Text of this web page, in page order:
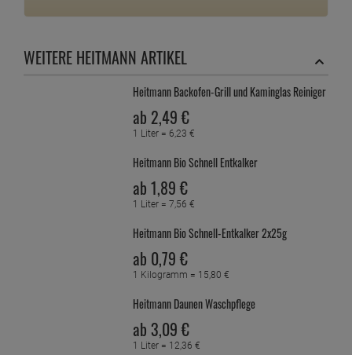
WEITERE HEITMANN ARTIKEL
Heitmann Backofen-Grill und Kaminglas Reiniger
ab 2,49 €
1 Liter = 6,23 €
Heitmann Bio Schnell Entkalker
ab1,89 €
1 Liter =7,56 €
Heitmann Bio Schnell-Entkalker 2x25g
ab 0,79 €
1 Kilogramm = 15,80 €
Heitmann Daunen Waschpflege
ab 3,09 €
1 Liter = 12,36 €